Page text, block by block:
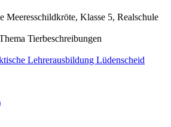
Meeresschildkröte, Klasse 5, Realschule
Tierbeschreibungen
Lehrerausbildung Lüdenscheid